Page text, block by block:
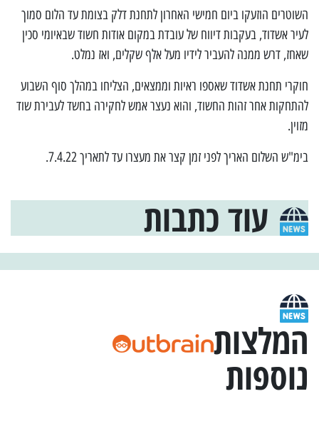
השוטרים הוזעקו ביום חמישי האחרון לתחנת דלק בצומת עד הלום סמוך
לעיר אשדוד, בעקבות דיווח של עובדת במקום אודות חשוד שבאיומי סכין
שאחז, דרש ממנה להעביר לידיו מעל אלף שקלים, ואז נמלט.
חוקרי תחנת אשדוד שאספו ראיות וממצאים, הצליחו במהלך סוף השבוע
להתחקות אחר זהות החשוד, והוא נעצר אמש לחקירה בחשד לעבירת שוד
מזוין.
בימ"ש השלום האריך לפני זמן קצר את מעצרו עד לתאריך 7.4.22.
עוד כתבות
המלצות
נוספות